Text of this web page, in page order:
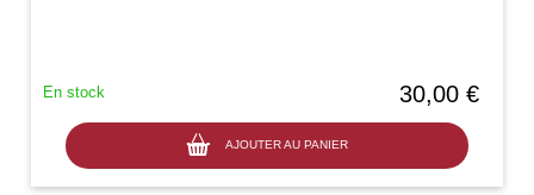
30,00 €
AJOUTER AU PANIER
En stock